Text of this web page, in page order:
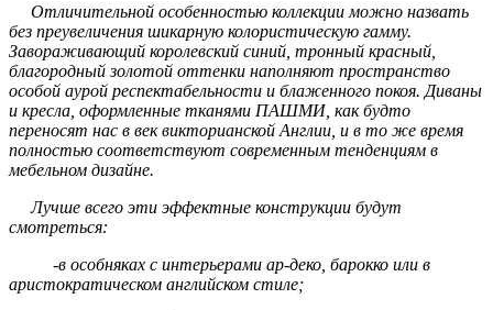
Отличительной особенностью коллекции можно назвать
без преувеличения шикарную колористическую гамму.
Завораживающий королевский синий, тронный красный,
благородный золотой оттенки наполняют пространство
особой аурой респектабельности и блаженного покоя. Диваны
и кресла, оформленные тканями ПАШМИ, как будто
переносят нас в век викторианской Англии, и в то же время
полностью соответствуют современным тенденциям в
мебельном дизайне.
Лучше всего эти эффектные конструкции будут
смотреться:
-в особняках с интерьерами ар-деко, барокко или в
аристократическом английском стиле;